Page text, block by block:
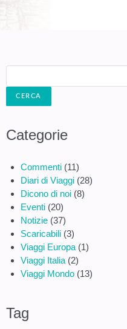
Categorie
Commenti (11)
Diari di Viaggi (28)
Dicono di noi (8)
Eventi (20)
Notizie (37)
Scaricabili (3)
Viaggi Europa (1)
Viaggi Italia (2)
Viaggi Mondo (13)
Tag